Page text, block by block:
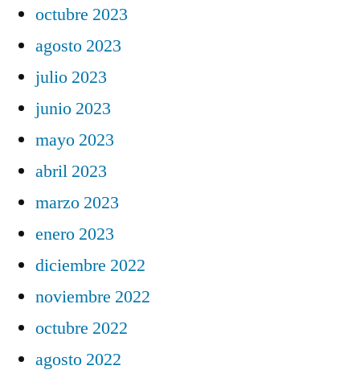
octubre 2023
agosto 2023
julio 2023
junio 2023
mayo 2023
abril 2023
marzo 2023
enero 2023
diciembre 2022
noviembre 2022
octubre 2022
agosto 2022